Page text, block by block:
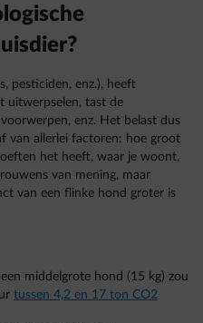
pesticiden, enz.), heeft
uitwerpselen, tast de
enz. Het belast dus
van allerlei factoren: hoe groot
het heeft, waar je woont,
van mening, maar
van een flinke hond groter is
middelgrote hond (15 kg) zou
tussen 4,2 en 17 ton CO2